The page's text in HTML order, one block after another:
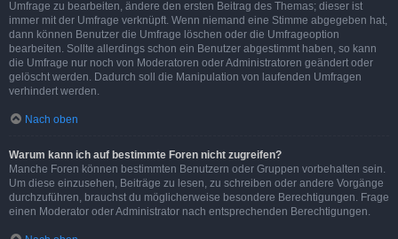
Umfrage zu bearbeiten, ändere den ersten Beitrag des Themas; dieser ist
immer mit der Umfrage verknüpft. Wenn niemand eine Stimme abgegeben hat,
dann können Benutzer die Umfrage löschen oder die Umfrageoption
bearbeiten. Sollte allerdings schon ein Benutzer abgestimmt haben, so kann
die Umfrage nur noch von Moderatoren oder Administratoren geändert oder
gelöscht werden. Dadurch soll die Manipulation von laufenden Umfragen
verhindert werden.
Nach oben
Warum kann ich auf bestimmte Foren nicht zugreifen?
Manche Foren können bestimmten Benutzern oder Gruppen vorbehalten sein.
Um diese einzusehen, Beiträge zu lesen, zu schreiben oder andere Vorgänge
durchzuführen, brauchst du möglicherweise besondere Berechtigungen. Frage
einen Moderator oder Administrator nach entsprechenden Berechtigungen.